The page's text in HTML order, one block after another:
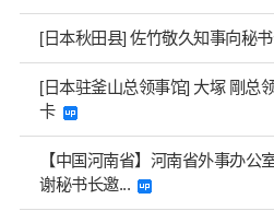
[日本秋田县] 佐竹敬久知事向秘
[日本驻釜山总领事馆] 大塚 剛总
卡
【中国河南省】河南省外事办公
谢秘书长邀...